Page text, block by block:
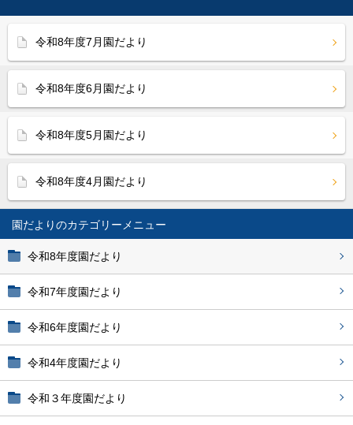
園だより
令和8年度園だより
令和7年度園だより
令和6年度園だより
令和4年度園だより
令和３年度園だより
令和8年度7月園だより
令和8年度6月園だより
令和8年度5月園だより
令和8年度4月園だより